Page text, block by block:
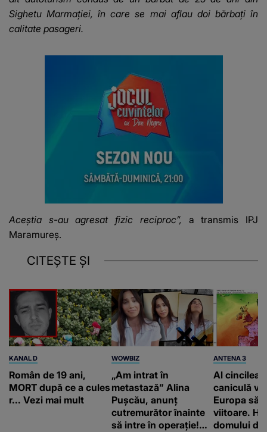
Sighetu Marmaţiei, în care se mai aflau doi bărbaţi în
calitate pasageri.
Aceştia s-au agresat fizic reciproc”, a transmis IPJ
Maramureş.
CITEȘTE ȘI
KANAL D
Român de 19 ani,
MORT după ce a cules
r... Vezi mai mult
WOWBIZ
„Am intrat în
metastază” Alina
Pușcău, anunț
cutremurător înainte
să intre în operație!
ANTENA 3
Al cincilea
caniculă
Europa
viitoare.
domului de